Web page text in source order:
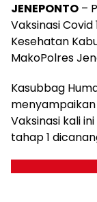
JENEPONTO –
Vaksinasi
Kesehatan
MakoPolres
Kasubbag
Vaksinasi kali
tahap 1